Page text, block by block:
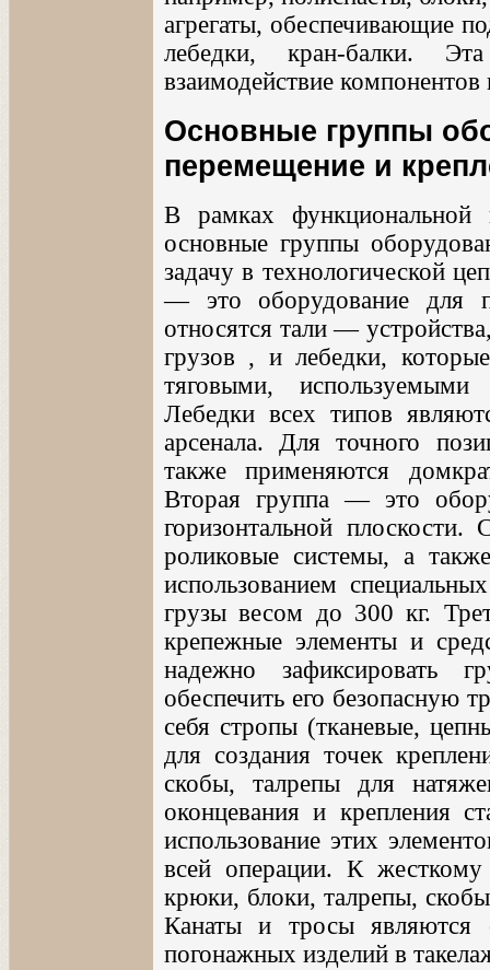
агрегаты, обеспечивающие
лебедки, кран-балки.
взаимодействие
Основные группы
перемещение и
В рамках функциональной
основные группы
задачу в технологической
— это оборудование для
относятся тали —
грузов , и лебедки,
тяговыми, используемыми
Лебедки всех типов
арсенала. Для точного
также применяются
Вторая группа — это
горизонтальной плоскости.
роликовые системы, а
использованием
грузы весом до 300 кг.
крепежные элементы и
надежно зафиксировать
обеспечить его безопасную
себя стропы (тканевые,
для создания точек
скобы, талрепы для
оконцевания и крепления
использование этих
всей операции. К
крюки, блоки, талрепы,
Канаты и тросы являются
погонажных изделий в